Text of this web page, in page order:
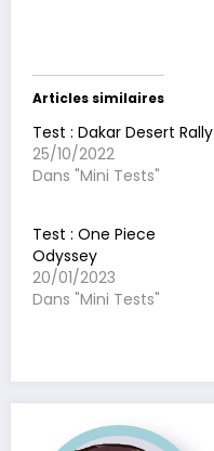
Articles similaires
Test : Dakar Desert Rally
25/10/2022
Dans "Mini Tests"
Test : One Piece
Odyssey
20/01/2023
Dans "Mini Tests"